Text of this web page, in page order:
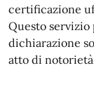
certificazione
Questo
dichiarazione
atto di